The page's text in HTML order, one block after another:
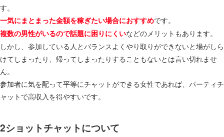
す。
一気にまとまった金額を稼ぎたい場合におすすめです。
複数の男性がいるので話題に困りにくいなどのメリットもあります。
しかし、参加している人とバランスよくやり取りができないと場がしら
けてしまったり、帰ってしまったりすることもないとは言い切れませ
ん。
参加者に気を配って平等にチャットができる女性であれば、パーティチ
ャットで高収入を得やすいです。
2ショットチャットについて